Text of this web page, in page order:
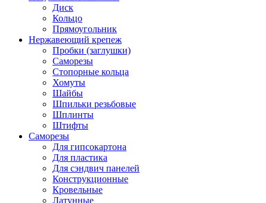
Диск
Кольцо
Прямоугольник
Нержавеющий крепеж
Пробки (заглушки)
Саморезы
Стопорные кольца
Хомуты
Шайбы
Шпильки резьбовые
Шплинты
Штифты
Саморезы
Для гипсокартона
Для пластика
Для сэндвич панелей
Конструкционные
Кровельные
Латунные